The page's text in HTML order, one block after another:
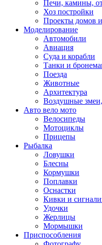
Печи, камины,
Хоз постройки
Проекты домов
Моделирование
Автомобили
Авиация
Суда и корабли
Танки и
Поезда
Животные
Архитектура
Воздушные
Авто вело мото
Велосипеды
Мотоциклы
Прицепы
Рыбалка
Ловушки
Блесны
Кормушки
Поплавки
Оснастки
Кивки и
Удочки
Жерлицы
Мормышки
Приспособления